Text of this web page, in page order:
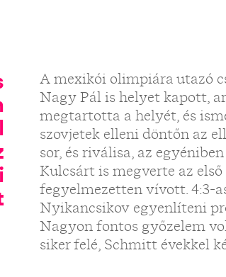
A mexikói olimpiára utazó
Nagy Pál is helyet kapott,
megtartotta a helyét, és
szovjetek elleni döntőn az
sor, és riválisa, az
Kulcsárt is megverte az
fegyelmezetten vívott. 4:3-
Nyikancsikov egyenlíteni
Nagyon fontos győzelem
siker felé, Schmitt évekkel